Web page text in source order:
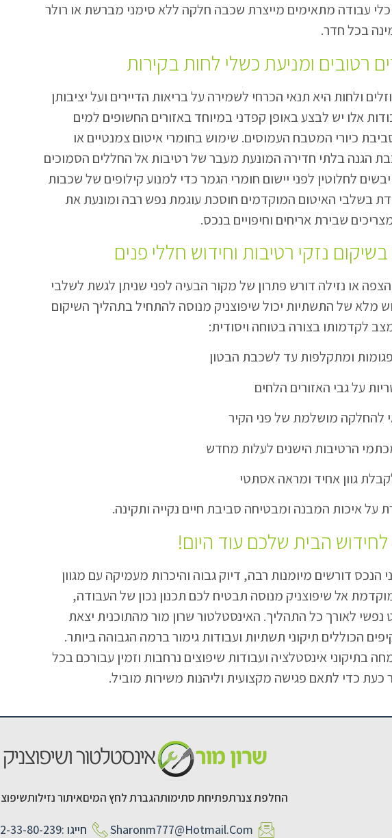
כלי עבודה מתאימים מייצרת שכבה חלקה ללא סימני מברשת או רולר
בכל חדר.
רטובים ומניעת כשלי לחות בקירות
ולחות היא תנאי הכרחי לשמירה על בריאות הדיירים ועל יציבותן
אלו יש לבצע באופן קפדני במיוחד באזורים החשופים למים
כיורי המטבח העמוסים. שימוש בחומרי איטום צמנטיים או
הגנה בלתי חדירה המונעת מעבר של רטיבות אל החללים הסמוכים
לחלוטין לפני יישום חומרי הגמר כדי למנוע קילופים של שכבות
בשלבי האיטום המוקדמים חוסכת עוגמת נפש רבה ומונעת את
שבירת אריחים וחיפויים בנכס.
נזקי רטיבות וחידוש חללי פנים
או נזילה דורש פתרון של מקור הבעיה לפני שניתן לגשת לשלבי
מלא של התשתיות יכול שיפוצניק מנוסה להתחיל בתהליך השיקום
לקדמותו בצורה בטוחה ויסודית:
ומתקלפות עד לשכבת הבטון
על גבי האזורים הלחים
להחלקה מושלמת של פני הקיר
הרטיבות הישנים לעלות מחדש
גוון אחיד ומראה אסתטי
על איכות המבנה ומבטיחה סביבת חיים נקייה ותקינה.
לחידוש הבית שלכם עוד היום!
הנכס דורשים מיומנות רבה, דיוק גבוה והיכרות מעמיקה עם מגוון
אל שיפוצניק מנוסה תבטיח לכם תכנון נכון של העבודה,
לאורך כל התהליך. האינסטלטור שרון מור מהתוכנית יצאת
הכוללים תיקוני תשתיות ועבודות גימור ברמה הגבוהה ביותר.
בתיקוני אינסטלציה ועבודות שיפוצים נרחבות וזמין עבורכם בכל
כדי לתאם פגישה מקצועית וליהנות משירות מוביל.
החלפת צנרתפתיחת סתימותהגברת לחץ המיםאיתור נזילות
Sharonm777@hotmail.com חייגו :072-33-80-239